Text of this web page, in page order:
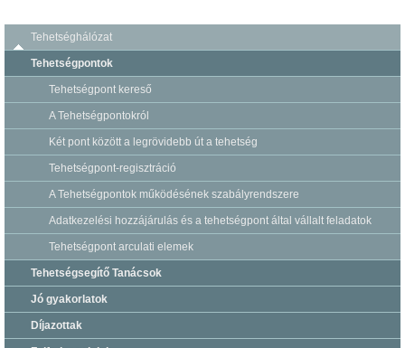
Tehetséghálózat
Tehetségpontok
Tehetségpont kereső
A Tehetségpontokról
Két pont között a legrövidebb út a tehetség
Tehetségpont-regisztráció
A Tehetségpontok működésének szabályrendszere
Adatkezelési hozzájárulás és a tehetségpont által vállalt feladatok
Tehetségpont arculati elemek
Tehetségsegítő Tanácsok
Jó gyakorlatok
Díjazottak